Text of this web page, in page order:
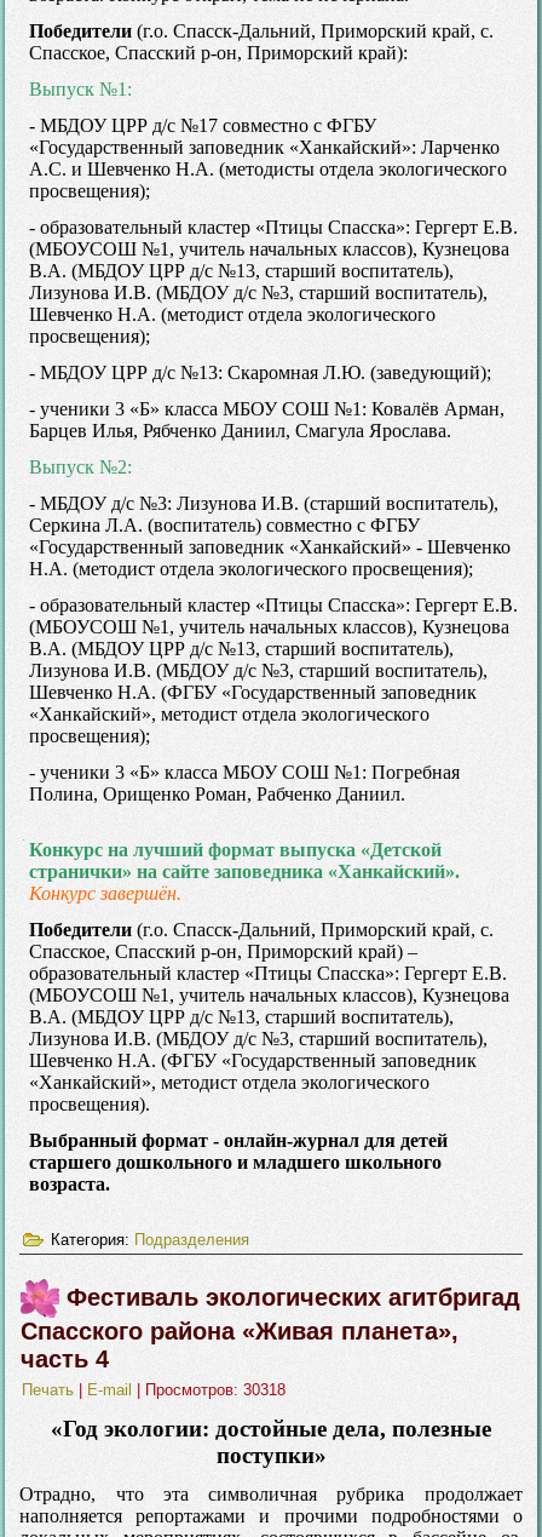
Победители(г.о. Спасск-Дальний, Приморский край, с.
Спасское, Спасский р-он, Приморский край):
Выпуск №1:
- МБДОУ ЦРР д/с №17 совместно с ФГБУ
«Государственный заповедник «Ханкайский»: Ларченко
А.С. и Шевченко Н.А. (методисты отдела экологического
просвещения);
- образовательный кластер «Птицы Спасска»: Гергерт Е.В.
(МБОУСОШ №1, учитель начальных классов), Кузнецова
В.А. (МБДОУ ЦРР д/с №13, старший воспитатель),
Лизунова И.В. (МБДОУ д/с №3, старший воспитатель),
Шевченко Н.А. (методист отдела экологического
просвещения);
- МБДОУ ЦРР д/с №13: Скаромная Л.Ю. (заведующий);
- ученики 3 «Б» класса МБОУ СОШ №1: Ковалёв Арман,
Барцев Илья, Рябченко Даниил, Смагула Ярослава.
Выпуск №2:
- МБДОУ д/с №3: Лизунова И.В. (старший воспитатель),
Серкина Л.А. (воспитатель) совместно с ФГБУ
«Государственный заповедник «Ханкайский» - Шевченко
Н.А. (методист отдела экологического просвещения);
- образовательный кластер «Птицы Спасска»: Гергерт Е.В.
(МБОУСОШ №1, учитель начальных классов), Кузнецова
В.А. (МБДОУ ЦРР д/с №13, старший воспитатель),
Лизунова И.В. (МБДОУ д/с №3, старший воспитатель),
Шевченко Н.А. (ФГБУ «Государственный заповедник
«Ханкайский», методист отдела экологического
просвещения);
- ученики 3 «Б» класса МБОУ СОШ №1: Погребная
Полина, Орищенко Роман, Рабченко Даниил.
Конкурс на лучший формат выпуска «Детской
странички» на сайте заповедника «Ханкайский».
Конкурс завершён.
Победители(г.о. Спасск-Дальний, Приморский край, с.
Спасское, Спасский р-он, Приморский край) –
образовательный кластер «Птицы Спасска»: Гергерт Е.В.
(МБОУСОШ №1, учитель начальных классов), Кузнецова
В.А. (МБДОУ ЦРР д/с №13, старший воспитатель),
Лизунова И.В. (МБДОУ д/с №3, старший воспитатель),
Шевченко Н.А. (ФГБУ «Государственный заповедник
«Ханкайский», методист отдела экологического
просвещения).
Выбранный формат - онлайн-журнал для детей
старшего дошкольного и младшего школьного
возраста.
Категория: Подразделения
Фестиваль экологических агитбригад
Спасского района «Живая планета»,
часть 4
Печать E-mail | Просмотров: 30318
«Год экологии: достойные дела, полезные
поступки»
Отрадно, что эта символичная рубрика продолжает
наполняется репортажами и прочими подробностями о